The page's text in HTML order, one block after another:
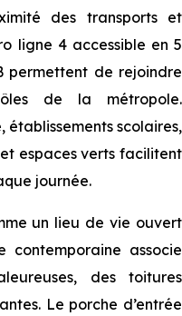
des transports et
ligne 4 accessible en 5
permettent de rejoindre
de la métropole.
établissements scolaires,
espaces verts facilitent
journée.
un lieu de vie ouvert
contemporaine associe
des toitures
Le porche d’entrée